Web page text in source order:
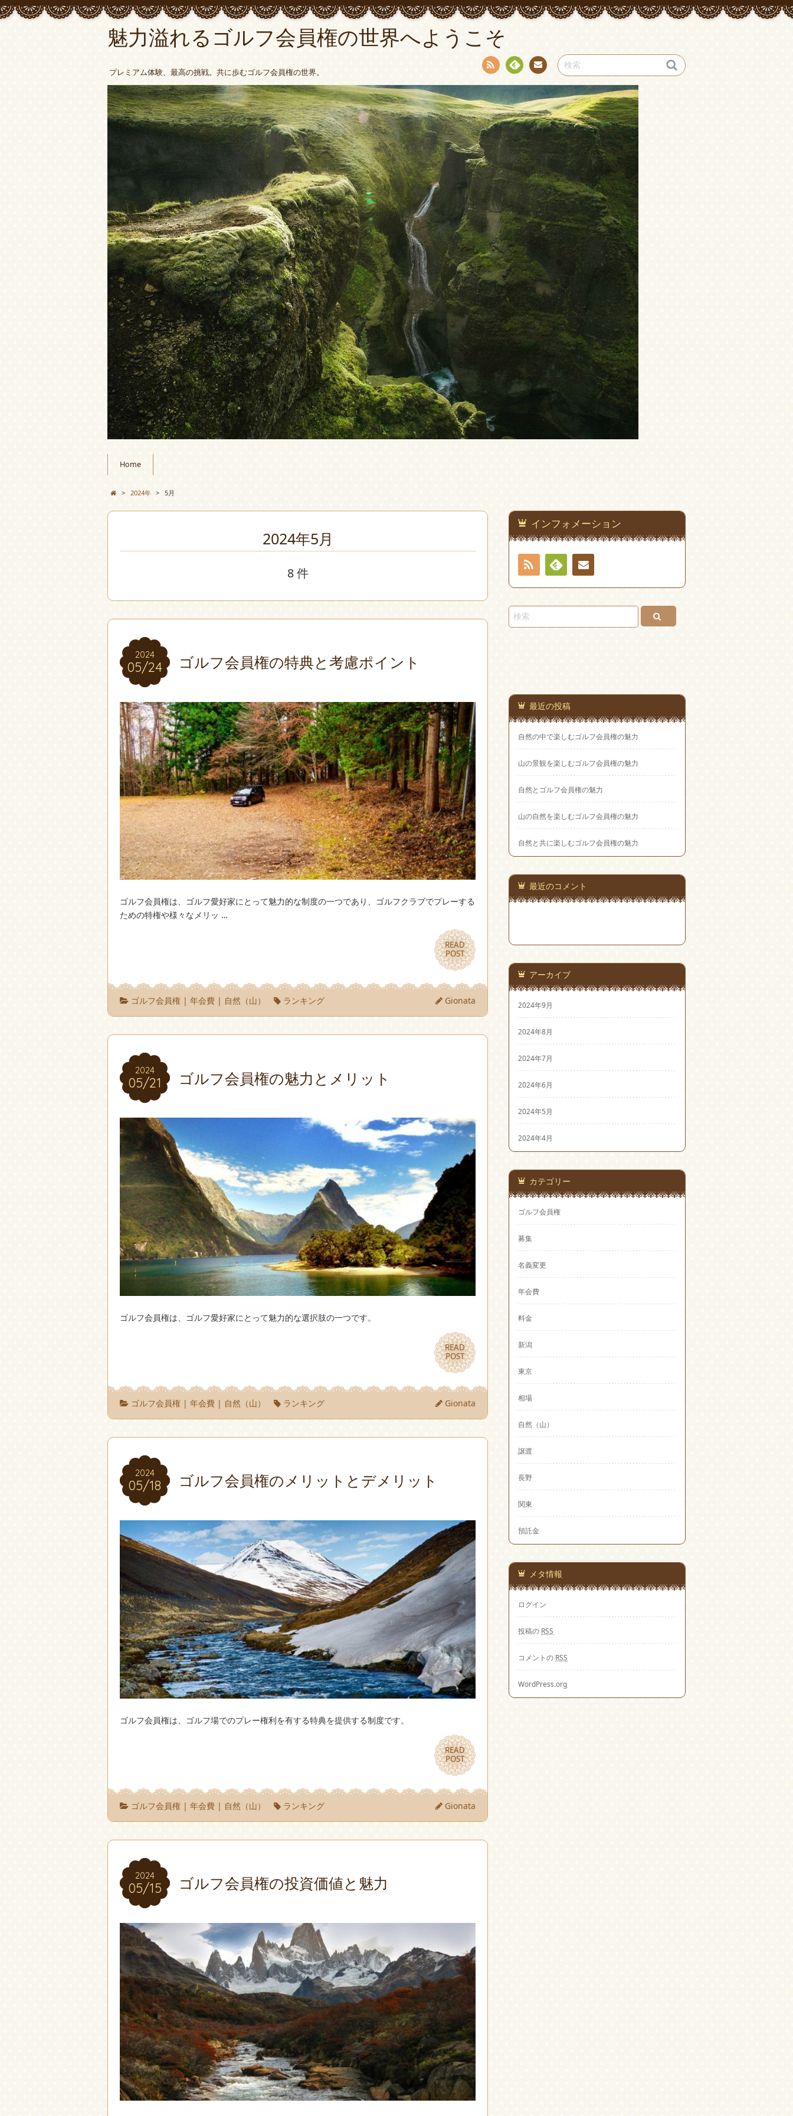
魅力溢れるゴルフ会員権の世界へようこそ
プレミアム体験、最高の挑戦。共に歩むゴルフ会員権の世界。
RSS Fee
dly
い合
わせ
Home
> 2024年 > 5月
2024年5月
8 件
2024
05/24
2024
05/24 ゴルフ会員権の特典と考慮ポイント
ゴルフ会員権は、ゴルフ愛好家にとって魅力的な制度の一つであり、ゴルフクラブでプレーする
ための特権や様々なメリッ …
READ
POST
READ
POST
ゴルフ会員権 |年会費 | 自然（山） ランキング Gionata
2024
05/21
2024
05/21 ゴルフ会員権の魅力とメリット
ゴルフ会員権は、ゴルフ愛好家にとって魅力的な選択肢の一つです。
READ
POST
READ
POST
ゴルフ会員権 |年会費 | 自然（山） ランキング Gionata
2024
05/18
2024
05/18 ゴルフ会員権のメリットとデメリット
ゴルフ会員権は、ゴルフ場でのプレー権利を有する特典を提供する制度です。
READ
POST
READ
POST
ゴルフ会員権 |年会費 | 自然（山） ランキング Gionata
2024
05/15
2024
05/15 ゴルフ会員権の投資価値と魅力
インフォメーション
RSS
Feedlyお問
い合
わせ
最近の投稿
自然の中で楽しむゴルフ会員権の魅力
山の景観を楽しむゴルフ会員権の魅力
自然とゴルフ会員権の魅力
山の自然を楽しむゴルフ会員権の魅力
自然と共に楽しむゴルフ会員権の魅力
最近のコメント
アーカイブ
2024年9月
2024年8月
2024年7月
2024年6月
2024年5月
2024年4月
カテゴリー
ゴルフ会員権
募集
名義変更
年会費
料金
新潟
東京
相場
自然（山）
譲渡
長野
関東
預託金
メタ情報
ログイン
投稿の RSS
コメントの RSS
WordPress.org